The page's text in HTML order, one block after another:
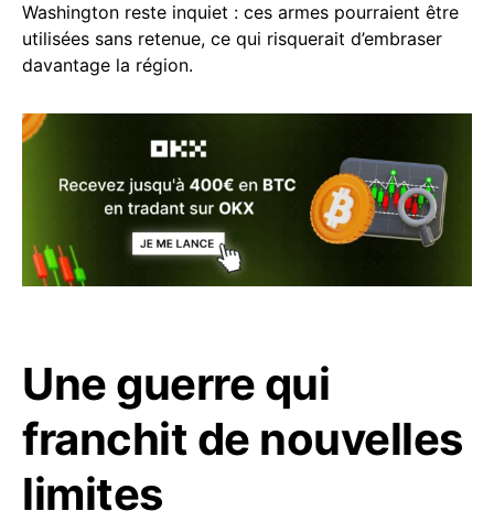
Washington reste inquiet : ces armes pourraient être
utilisées sans retenue, ce qui risquerait d’embraser
davantage la région.
Une guerre qui
franchit de nouvelles
limites